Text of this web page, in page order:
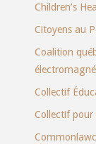
Children’s
Citoyens au
Coalition
Collectif
Collectif